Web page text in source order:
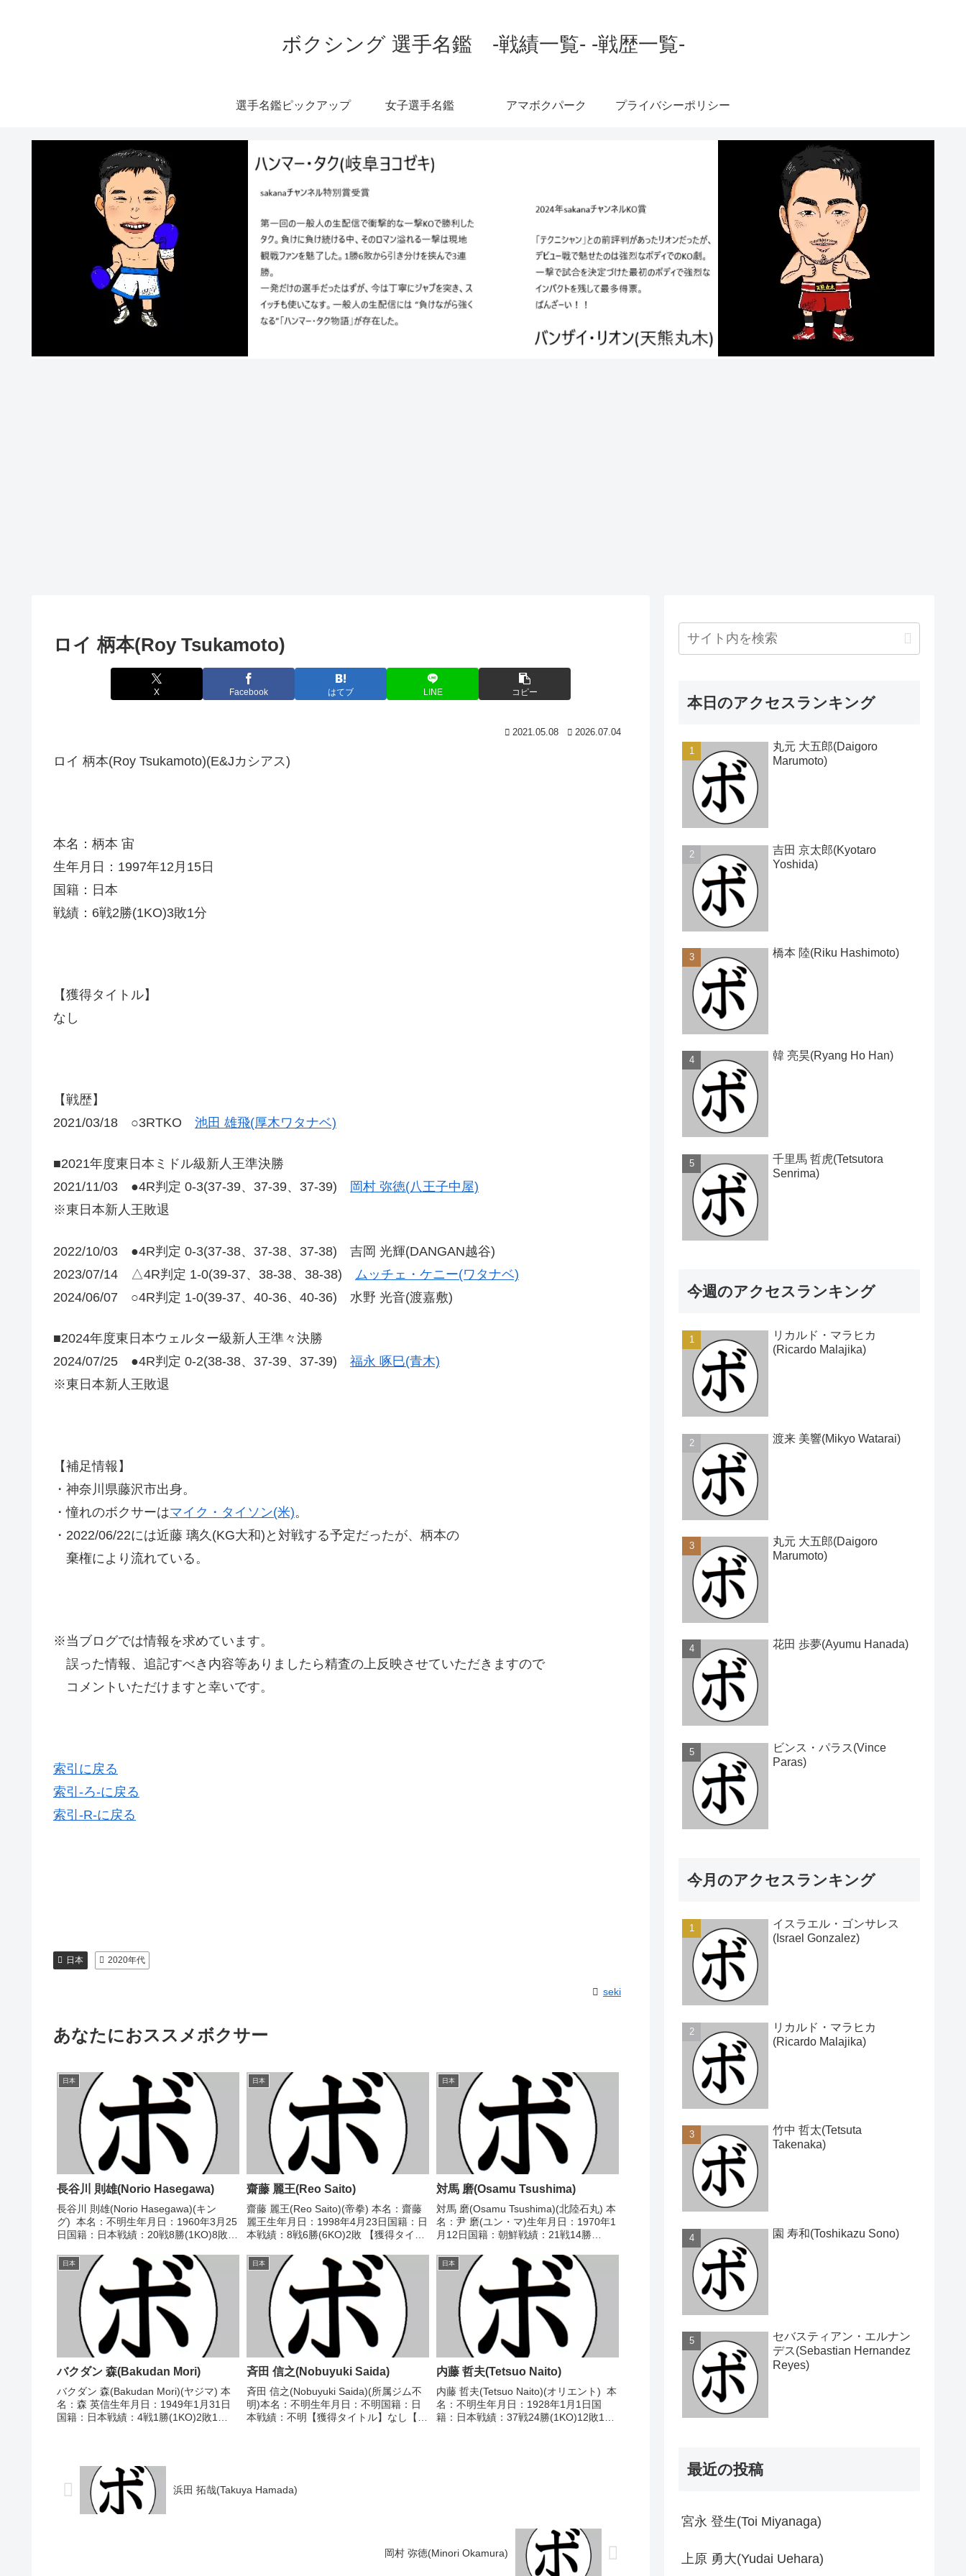
ボクシング 選手名鑑 -戦績一覧- -戦歴一覧-
選手名鑑ピックアップ 女子選手名鑑 アマボクパーク プライバシーポリシー
ロイ 柄本(Roy Tsukamoto)
X Facebook はてブ LINE コピー
2021.05.08 2026.07.04
ロイ 柄本(Roy Tsukamoto)(E&Jカシアス)
本名：柄本 宙
生年月日：1997年12月15日
国籍：日本
戦績：6戦2勝(1KO)3敗1分
【獲得タイトル】
なし
【戦歴】
2021/03/18 ○3RTKO 池田 雄飛(厚木ワタナベ)
■2021年度東日本ミドル級新人王準決勝
2021/11/03 ●4R判定 0-3(37-39、37-39、37-39)
岡村 弥徳(八王子中屋)
※東日本新人王敗退
2022/10/03 ●4R判定 0-3(37-38、37-38、37-38) 吉岡 光輝(DANGAN越谷)
2023/07/14 △4R判定 1-0(39-37、38-38、38-38)
ムッチェ・ケニー(ワタナベ)
2024/06/07 ○4R判定 1-0(39-37、40-36、40-36) 水野 光音(渡嘉敷)
■2024年度東日本ウェルター級新人王準々決勝
2024/07/25 ●4R判定 0-2(38-38、37-39、37-39) 福永 啄巳(青木)
※東日本新人王敗退
【補足情報】
・神奈川県藤沢市出身。
・憧れのボクサーはマイク・タイソン(米)。
・2022/06/22には近藤 璃久(KG大和)と対戦する予定だったが、柄本の
棄権により流れている。
※当ブログでは情報を求めています。
誤った情報、追記すべき内容等ありましたら精査の上反映させていただきますので
コメントいただけますと幸いです。
索引に戻る
索引-ろ-に戻る
索引-R-に戻る
日本 2020年代
seki
あなたにおススメボクサー
日本
長谷川 則雄(Norio Hasegawa)
長谷川 則雄(Norio Hasegawa)(キン
グ) 本名：不明生年月日：1960年3月25
日国籍：日本戦績：20戦8勝(1KO)8敗4
1980/11/12 △4R判定 (採点不明) 山
本 博士(笹...
日本
齋藤 麗王(Reo Saito)
齋藤 麗王(Reo Saito)(帝拳) 本名：齋藤
麗王生年月日：1998年4月23日国籍：日
本戦績：8戦6勝(6KO)2敗 【獲得タイト
マチュア)2015年度高校選抜ライト級優
勝(アマチュア)20...
日本
対馬 磨(Osamu Tsushima)
対馬 磨(Osamu Tsushima)(北陸石丸) 本
名：尹 磨(ユン・マ)生年月日：1970年1
月12日国籍：朝鮮戦績：21戦14勝
西日本フェザー級新人王 【戦歴】
1989/11/30 ●4...
日本
バクダン 森(Bakudan Mori)
バクダン 森(Bakudan Mori)(ヤジマ) 本
名：森 英信生年月日：1949年1月31日
国籍：日本戦績：4戦1勝(1KO)2敗1
日本
斉田 信之(Nobuyuki Saida)
斉田 信之(Nobuyuki Saida)(所属ジム不
明)本名：不明生年月日：不明国籍：日
本戦績：不明【獲得タイトル】なし【戦
日本
内藤 哲夫(Tetsuo Naito)
内藤 哲夫(Tetsuo Naito)(オリエント) 本
名：不明生年月日：1928年1月1日国
籍：日本戦績：37戦24勝(1KO)12敗1
浜田 拓哉(Takuya Hamada)
岡村 弥徳(Minori Okamura)
本日のアクセスランキング
丸元 大五郎(Daigoro
Marumoto)
吉田 京太郎(Kyotaro
Yoshida)
橋本 陸(Riku Hashimoto)
韓 亮昊(Ryang Ho Han)
千里馬 哲虎(Tetsutora
Senrima)
今週のアクセスランキング
リカルド・マラヒカ
(Ricardo Malajika)
渡来 美響(Mikyo Watarai)
丸元 大五郎(Daigoro
Marumoto)
花田 歩夢(Ayumu Hanada)
ビンス・パラス(Vince
Paras)
今月のアクセスランキング
イスラエル・ゴンサレス
(Israel Gonzalez)
リカルド・マラヒカ
(Ricardo Malajika)
竹中 哲太(Tetsuta
Takenaka)
園 寿和(Toshikazu Sono)
セバスティアン・エルナン
デス(Sebastian Hernandez
Reyes)
最近の投稿
宮永 登生(Toi Miyanaga)
上原 勇大(Yudai Uehara)